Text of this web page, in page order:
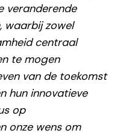
veranderende
waarbij zowel
centraal
te mogen
van de toekomst
hun innovatieve
op
onze wens om